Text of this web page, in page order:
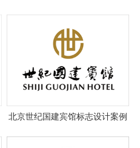
北京世纪国建宾馆标志设计案例